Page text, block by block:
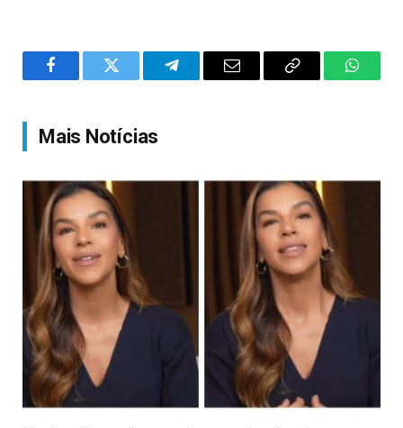
FacebookTwitter TelegramEmail
Copy
Mais Notícias